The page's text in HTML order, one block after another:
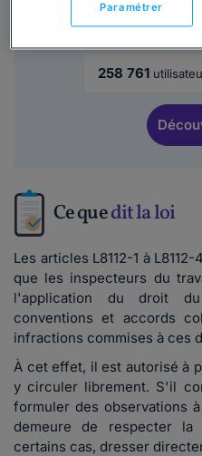
Classification
sur votre statut ?
258 761
Ce quedit la loi
Les articles L8112-1 à
que les inspecteurs du
l'application du droit
conventions et accords
infractions commises à ces
À cet effet, il est autorisé à
y circuler librement. S'il
formuler des observations
demeure de respecter la
certains cas, dresser
Paramétrer